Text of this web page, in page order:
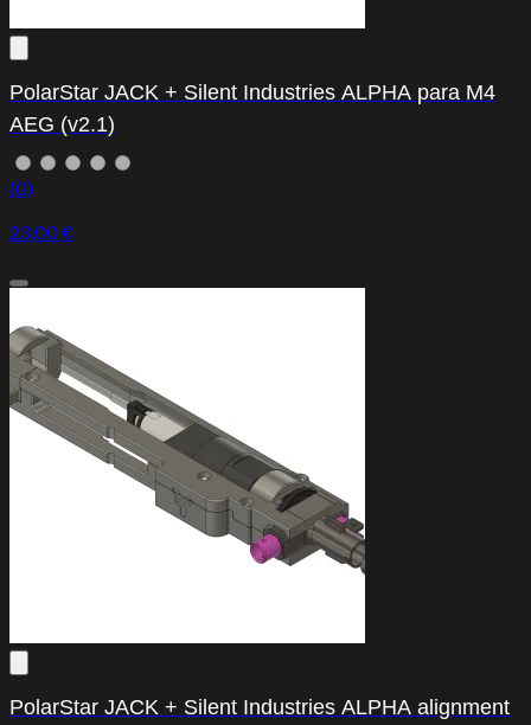
PolarStar JACK + Silent Industries ALPHA para M4
AEG (v2.1)
(0)
23,00 €
PolarStar JACK + Silent Industries ALPHA alignment